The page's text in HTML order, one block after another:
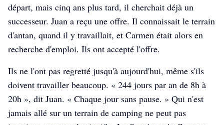
départ, mais cinq ans plus tard, il cherchait déjà un
successeur. Juan a reçu une offre. Il connaissait le terrain
d'antan, quand il y travaillait, et Carmen était alors en
recherche d'emploi. Ils ont accepté l'offre.
Ils ne l'ont pas regretté jusqu'à aujourd'hui, même s'ils
doivent travailler beaucoup. « 244 jours par an de 8h à
20h », dit Juan. « Chaque jour sans pause. » Qui n'est
jamais allé sur un terrain de camping ne peut pas